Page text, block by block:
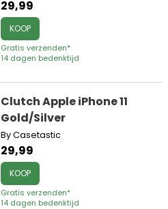
29,99
KOOP
Gratis verzenden*
14 dagen bedenktijd
Clutch Apple iPhone 11
Gold/Silver
By Casetastic
29,99
KOOP
Gratis verzenden*
14 dagen bedenktijd